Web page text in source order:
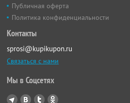
Публичная оферта
Политика конфиденциальности
Контакты
sprosi@kupikupon.ru
Связаться с нами
Мы в Соцсетях